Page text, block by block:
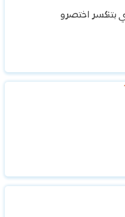
بتنكسر اختصرو